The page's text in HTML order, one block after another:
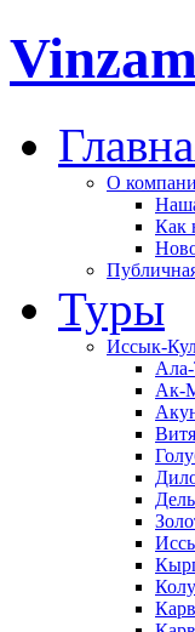
О
Как
Туры
Иссык-
Ак-